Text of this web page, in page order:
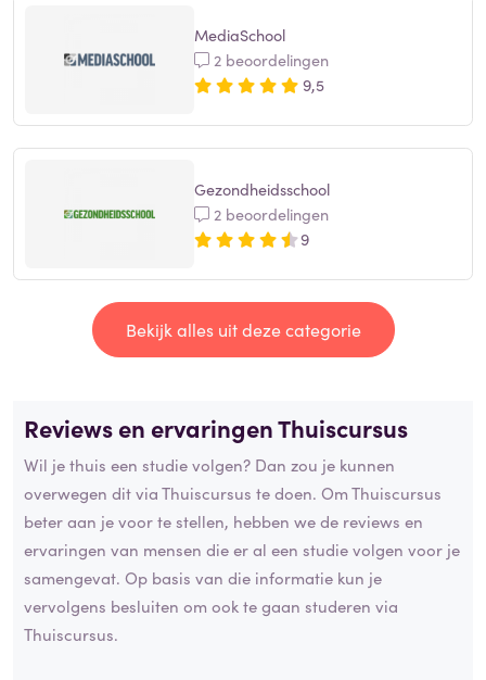
MediaSchool
2 beoordelingen
9,5
Gezondheidsschool
2 beoordelingen
9
Bekijk alles uit deze categorie
Reviews en ervaringen Thuiscursus
Wil je thuis een studie volgen? Dan zou je kunnen
overwegen dit via Thuiscursus te doen. Om Thuiscursus
beter aan je voor te stellen, hebben we de reviews en
ervaringen van mensen die er al een studie volgen voor je
samengevat. Op basis van die informatie kun je
vervolgens besluiten om ook te gaan studeren via
Thuiscursus.